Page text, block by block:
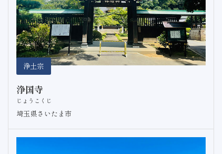
浄土宗
浄国寺
じょうこくじ
埼玉県さいたま市